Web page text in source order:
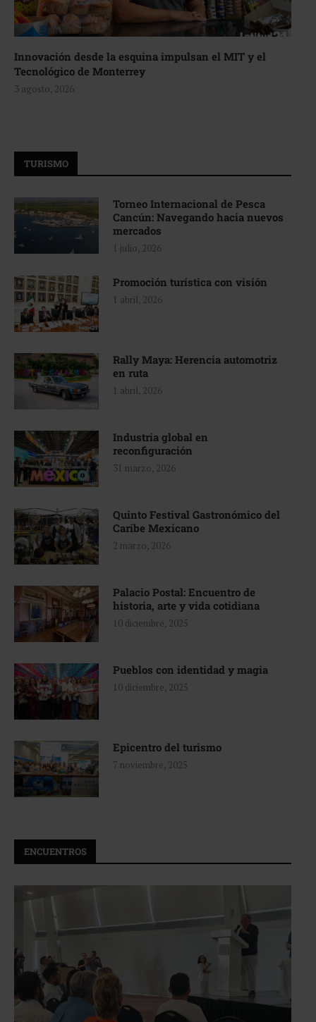
Innovación desde la esquina impulsan el MIT y el
Tecnológico de Monterrey
3 agosto, 2026
TURISMO
Torneo Internacional de Pesca
Cancún: Navegando hacia nuevos
mercados
1 julio, 2026
Promoción turística con visión
1 abril, 2026
Rally Maya: Herencia automotriz
en ruta
1 abril, 2026
Industria global en
reconfiguración
31 marzo, 2026
Quinto Festival Gastronómico del
Caribe Mexicano
2 marzo, 2026
Palacio Postal: Encuentro de
historia, arte y vida cotidiana
10 diciembre, 2025
Pueblos con identidad y magia
10 diciembre, 2025
Epicentro del turismo
7 noviembre, 2025
ENCUENTROS